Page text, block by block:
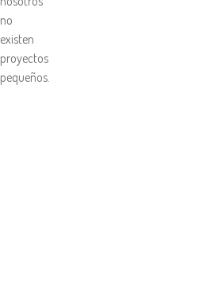
no
existen
proyectos
pequeños.